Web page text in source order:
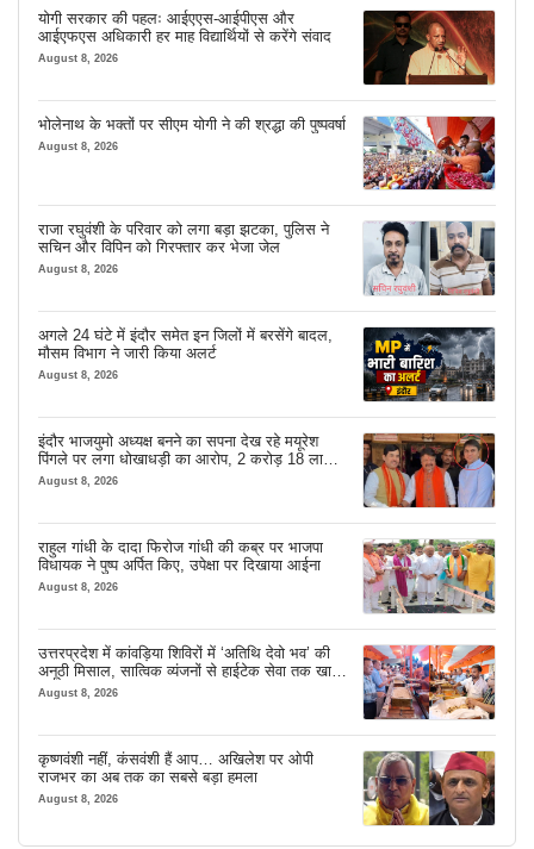
योगी सरकार की पहलः आईएएस-आईपीएस और
आईएफएस अधिकारी हर माह विद्यार्थियों से करेंगे संवाद
August 8, 2026
भोलेनाथ के भक्तों पर सीएम योगी ने की श्रद्धा की पुष्पवर्षा
August 8, 2026
राजा रघुवंशी के परिवार को लगा बड़ा झटका, पुलिस ने
सचिन और विपिन को गिरफ्तार कर भेजा जेल
August 8, 2026
अगले 24 घंटे में इंदौर समेत इन जिलों में बरसेंगे बादल,
मौसम विभाग ने जारी किया अलर्ट
August 8, 2026
इंदौर भाजयुमो अध्यक्ष बनने का सपना देख रहे मयूरेश
पिंगले पर लगा धोखाधड़ी का आरोप, 2 करोड़ 18 लाख
लेने के बाद भी नहीं दिया जमीन का कब्जा
August 8, 2026
राहुल गांधी के दादा फिरोज गांधी की कब्र पर भाजपा
विधायक ने पुष्प अर्पित किए, उपेक्षा पर दिखाया आईना
August 8, 2026
उत्तरप्रदेश में कांवड़िया शिविरों में ‘अतिथि देवो भव’ की
अनूठी मिसाल, सात्विक व्यंजनों से हाईटेक सेवा तक खास
इंतजाम
August 8, 2026
कृष्णवंशी नहीं, कंसवंशी हैं आप… अखिलेश पर ओपी
राजभर का अब तक का सबसे बड़ा हमला
August 8, 2026